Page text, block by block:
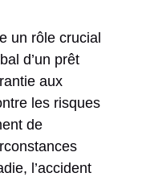
un rôle crucial
d’un prêt
aux
les risques
de
l’accident